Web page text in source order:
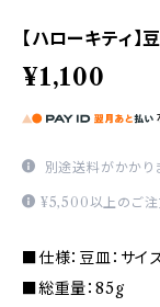
【ハローキティ
¥1,100
別途送料がかかり
¥5,500以上のご注
■仕様：豆皿：サイ
■総重量：85g